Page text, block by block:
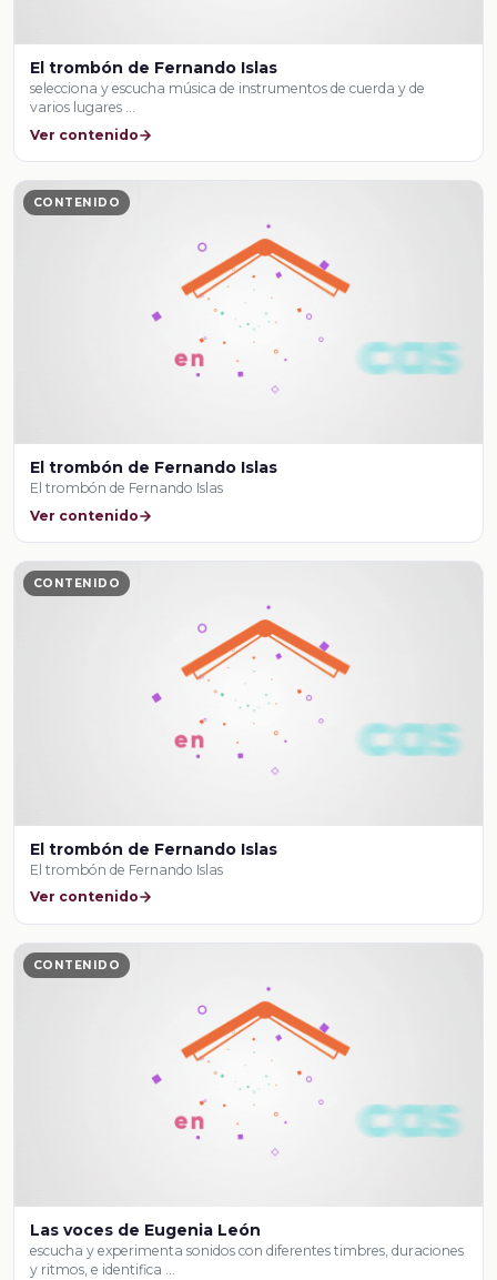
El trombón de Fernando Islas
selecciona y escucha música de instrumentos de cuerda y de
varios lugares …
Ver contenido
CONTENIDO
El trombón de Fernando Islas
El trombón de Fernando Islas
Ver contenido
CONTENIDO
El trombón de Fernando Islas
El trombón de Fernando Islas
Ver contenido
CONTENIDO
Las voces de Eugenia León
escucha y experimenta sonidos con diferentes timbres, duraciones
y ritmos, e identifica …